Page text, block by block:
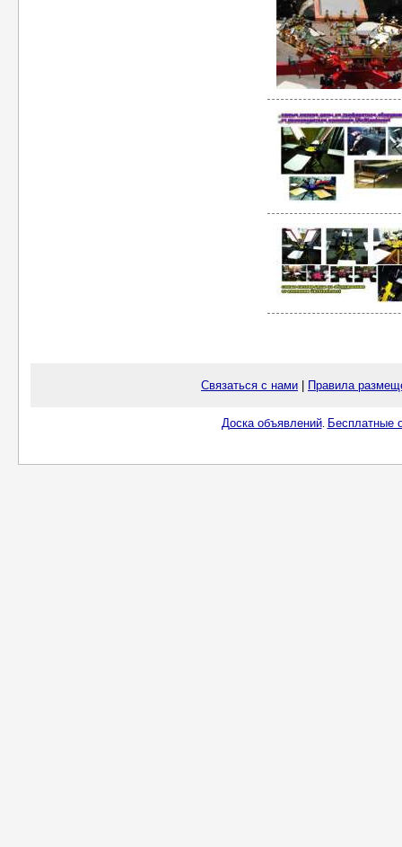
Связаться с нами Правила
Доска объявлений. Бесплатные